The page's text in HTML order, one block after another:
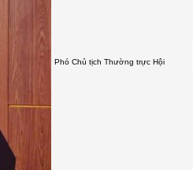
Phó Chủ tịch Thường trực Hội